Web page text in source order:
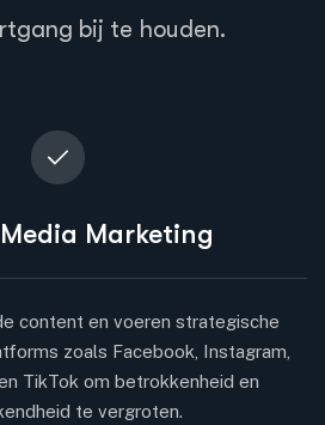
bij te houden.
Marketing
content en voeren strategische
zoals Facebook, Instagram,
TikTok om betrokkenheid en
te vergroten.